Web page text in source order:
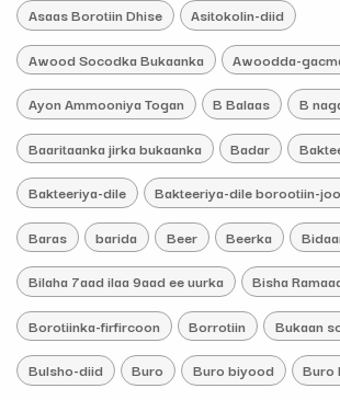
Asaas Borotiin Dhise Asitokolin-diid
Awood Socodka Bukaanka Awoodda-
Ayon Ammooniya Togan B Balaas B
Baaritaanka jirka bukaanka Badar
Bakteeriya-dile Bakteeriya-dile borootiin-
Baras barida Beer Beerka
Bilaha 7aad ilaa 9aad ee uurka Bisha
Borotiinka-firfircoon Borrotiin Bukaan
Bulsho-diid Buro Buro biyood Buro